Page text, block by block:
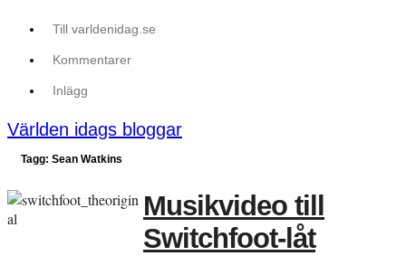
Till varldenidag.se
Kommentarer
Inlägg
Världen idags bloggar
Tagg: Sean Watkins
Musikvideo till
Switchfoot-låt